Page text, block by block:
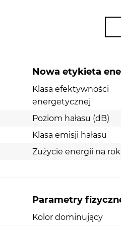
lodówki to 166 cm, a
Nowa etykieta
Klasa efektywności
energetycznej
Poziom hałasu (dB)
Klasa emisji hałasu
Zużycie energii na
Parametry
Kolor dominujący